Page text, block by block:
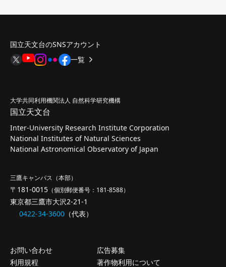
国立天文台のSNSアカウント
一覧
大学共同利用機関法人 自然科学研究機構
国立天文台
Inter-University Research Institute Corporation
National Institutes of Natural Sciences
National Astronomical Observatory of Japan
三鷹キャンパス（本部）
〒181-0015 （個別郵便番号：181-8588）
東京都三鷹市大沢2-21-1
0422-34-3600 （代表）
お問い合わせ
広告募集
利用規程
著作物利用について